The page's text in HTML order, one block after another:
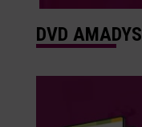
DVD AMADYS